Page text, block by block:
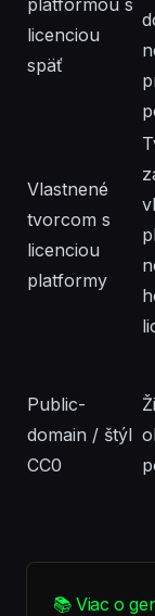
licenciou
späť
Vlastnené
tvorcom s
licenciou
platformy
Public-
domain / štýl
CC0
📚 Viac o